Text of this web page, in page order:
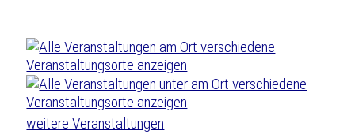
weitere Veranstaltungen